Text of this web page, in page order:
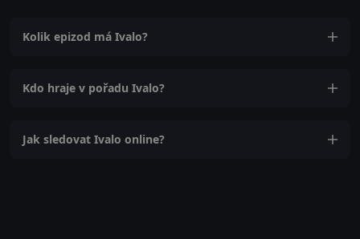
Kolik epizod má Ivalo?
Kdo hraje v pořadu Ivalo?
Jak sledovat Ivalo online?